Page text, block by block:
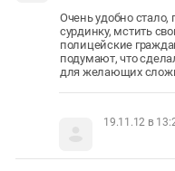
Очень удобно стало,
сурдинку, мстить
полицейские
подумают, что
для желающих
19.11.12 в